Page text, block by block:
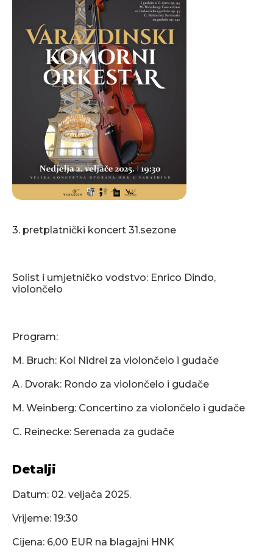
3. pretplatnički koncert 31.sezone
Solist i umjetničko vodstvo: Enrico Dindo,
violončelo
Program:
M. Bruch: Kol Nidrei za violončelo i gudače
A. Dvorak: Rondo za violončelo i gudače
M. Weinberg: Concertino za violončelo i gudače
C. Reinecke: Serenada za gudače
Detalji
Datum: 02. veljača 2025.
Vrijeme: 19:30
Cijena: 6,00 EUR na blagajni HNK